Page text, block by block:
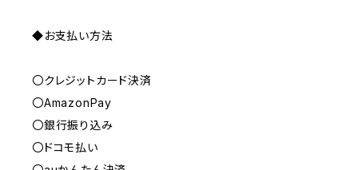
◆お支払い方法
〇クレジットカード決済
〇AmazonPay
〇銀行振り込み
〇ドコモ払い